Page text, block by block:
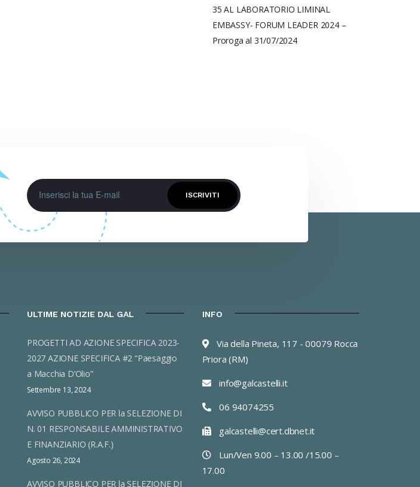
35 AL LABORATORIO LIMINAL
EMBASSY- FORUM LEADER 2024 –
Proroga al 31/07/2024
ISCRIVITI
ULTIME NOTIZIE DAL GAL
PROGETTI AD AZIONE SPECIFICA 2023-
2027 AZIONE SPECIFICA #2 “Paesaggio
a Macchia D’Olio”
Settembre 13, 2024
AVVISO PUBBLICO PER la SELEZIONE DI
N. 01 RESPONSABILE AMMINISTRATIVO
E FINANZIARIO (R.A.F.)
Agosto 26, 2024
AVVISO PUBBLICO PER la SELEZIONE DI
INFO
Via della Pineta, 117 - 00079 Rocca
Priora (RM)
info@galcastelli.it
06 94074255
galcastelli@cert.dbnet.it
Lun/Ven 9.00 – 13.00 /15.00 –
17.00